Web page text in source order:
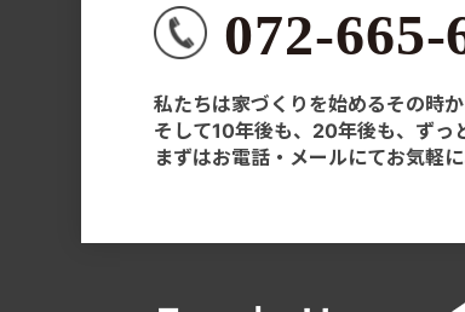
072-665-
私たちは家づくりを始めるその時
そして10年後も、20年後も、ずっ
まずはお電話・メールにてお気軽